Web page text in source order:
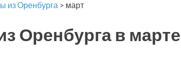
из Оренбурга > март
Оренбурга в